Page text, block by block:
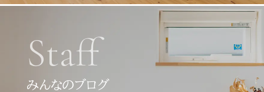
Staff
みんなのブログ